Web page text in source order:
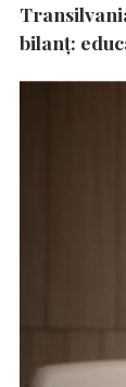
bilanț: